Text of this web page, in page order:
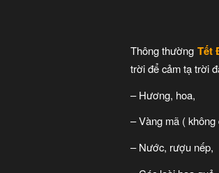
Thông thường Tết
trời để cảm tạ trời
– Hương, hoa,
– Vàng mã (
– Nước, rượu nếp,